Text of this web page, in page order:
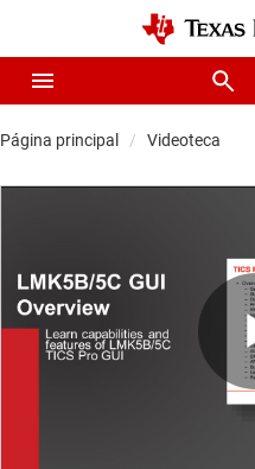
Página principal Videoteca